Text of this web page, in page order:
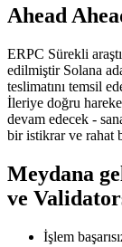
Ahead
ERPC Sürekli
edilmiştir Solana
teslimatını temsil
İleriye doğru
devam edecek -
bir istikrar ve rahat
Meydana
ve
İşlem